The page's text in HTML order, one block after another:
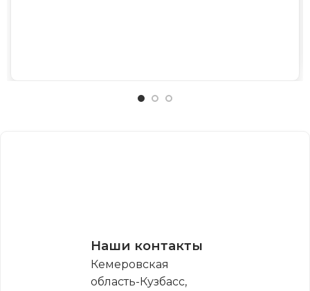
Наши контакты
Кемеровская
область-Кузбасс,